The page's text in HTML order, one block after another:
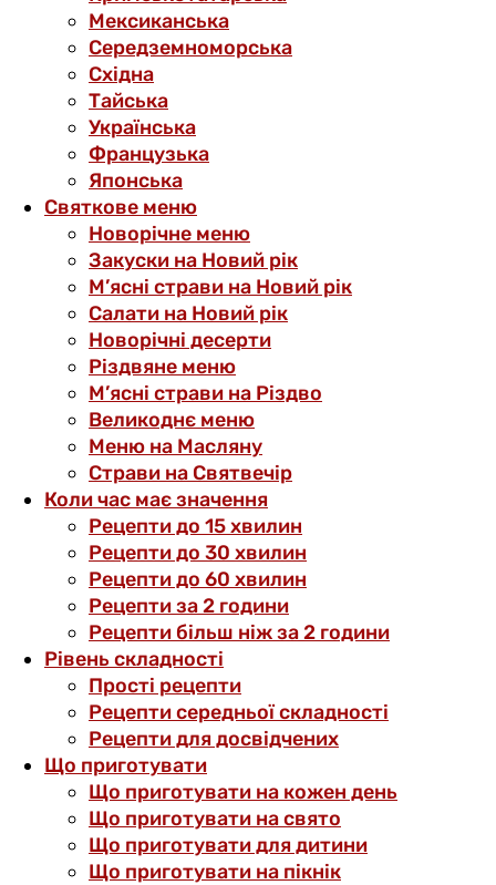
Мексиканська
Середземноморська
Східна
Тайська
Українська
Французька
Японська
Святкове меню
Новорічне меню
Закуски на Новий рік
М’ясні страви на Новий рік
Салати на Новий рік
Новорічні десерти
Різдвяне меню
М’ясні страви на Різдво
Великоднє меню
Меню на Масляну
Страви на Святвечір
Коли час має значення
Рецепти до 15 хвилин
Рецепти до 30 хвилин
Рецепти до 60 хвилин
Рецепти за 2 години
Рецепти більш ніж за 2 години
Рівень складності
Прості рецепти
Рецепти середньої складності
Рецепти для досвідчених
Що приготувати
Що приготувати на кожен день
Що приготувати на свято
Що приготувати для дитини
Що приготувати на пікнік